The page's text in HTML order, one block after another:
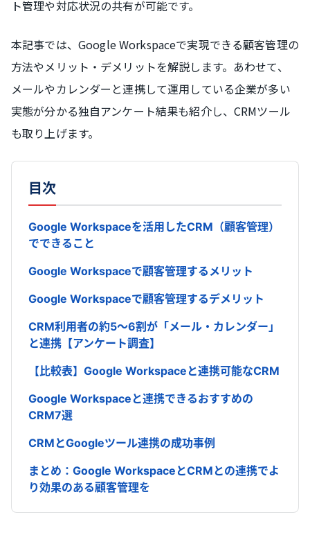
ト管理や対応状況の共有が可能です。
本記事では、Google Workspaceで実現できる顧客管理の
方法やメリット・デメリットを解説します。あわせて、
メールやカレンダーと連携して運用している企業が多い
実態が分かる独自アンケート結果も紹介し、CRMツール
も取り上げます。
目次
Google Workspaceを活用したCRM（顧客管理）
でできること
Google Workspaceで顧客管理するメリット
Google Workspaceで顧客管理するデメリット
CRM利用者の約5～6割が「メール・カレンダー」
と連携【アンケート調査】
【比較表】Google Workspaceと連携可能なCRM
Google Workspaceと連携できるおすすめの
CRM7選
CRMとGoogleツール連携の成功事例
まとめ：Google WorkspaceとCRMとの連携でよ
り効果のある顧客管理を